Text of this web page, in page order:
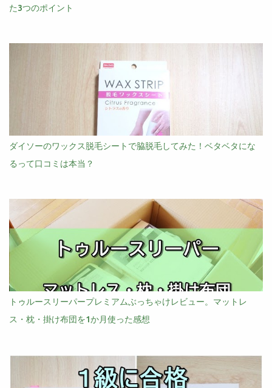
た3つのポイント
ダイソーのワックス脱毛シートで脇脱毛してみた！ベタベタにな
るって口コミは本当？
トゥルースリーパープレミアムぶっちゃけレビュー。マットレ
ス・枕・掛け布団を1か月使った感想